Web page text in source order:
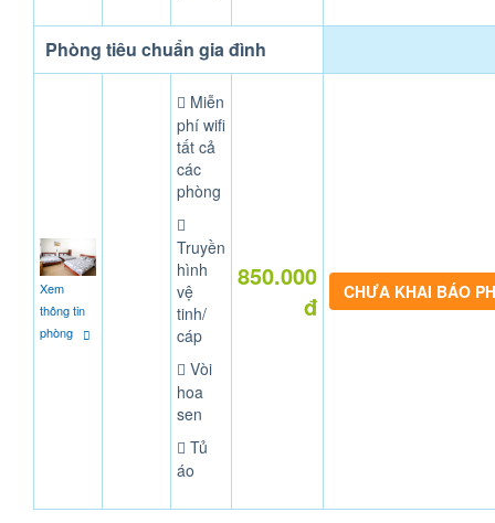
Phòng tiêu chuẩn gia đình
Xem
thông tin
phòng
Miễn
phí wifi
tất cả
các
phòng
Truyền
hình
vệ
tinh/
cáp
Vòi
hoa
sen
Tủ
áo
850.000
đ
CHƯA KHAI BÁO